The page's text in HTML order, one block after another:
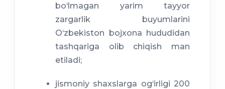
bo‘lmagan yarim tayyor
zargarlik buyumlarini
O‘zbekiston bojxona hududidan
tashqariga olib chiqish man
etiladi;
jismoniy shaxslarga og‘irligi 200